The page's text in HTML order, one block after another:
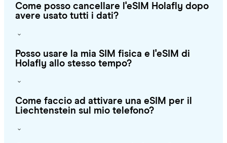
Come posso cancellare l'eSIM Holafly dopo
avere usato tutti i dati?
Posso usare la mia SIM fisica e l'eSIM di
Holafly allo stesso tempo?
Come faccio ad attivare una eSIM per il
Liechtenstein sul mio telefono?